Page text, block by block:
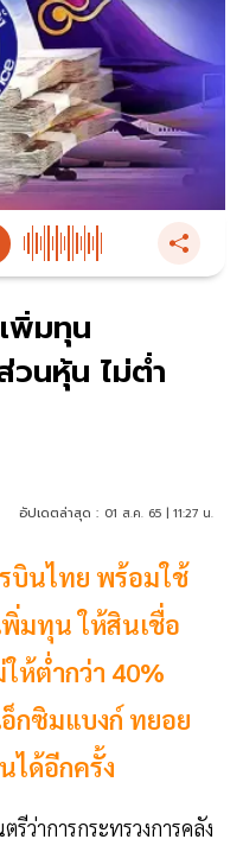
พิ่มทุน
นหุ้น ไม่ต่ำ
อัปเดตล่าสุด : 01 ส.ค. 65 | 11:27 น.
นไทย พร้อมใช้
มทุน ให้สินเชื่อ
ห้ต่ำกว่า 40%
กซิมแบงก์ ทยอย
ได้อีกครั้ง
ว่าการกระทรวงการคลัง